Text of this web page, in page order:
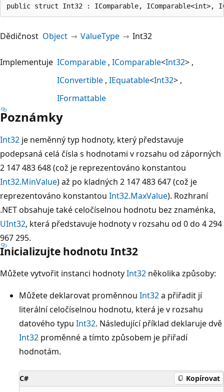
public struct Int32 : IComparable, IComparable<int>,
Dědičnost Object ValueType Int32
Implementuje IComparable IComparable<Int32>
IConvertible IEquatable<Int32>
IFormattable
Poznámky
Int32 je neměnný typ hodnoty, který představuje
podepsaná celá čísla s hodnotami v rozsahu od záporných
2 147 483 648 (což je reprezentováno konstantou
Int32.MinValue) až po kladných 2 147 483 647 (což je
reprezentováno konstantou Int32.MaxValue). Rozhraní
.NET obsahuje také celočíselnou hodnotu bez znaménka,
UInt32, která představuje hodnoty v rozsahu od 0 do 4 294
967 295.
Inicializujte hodnotu Int32
Můžete vytvořit instanci hodnotyInt32 několika způsoby:
Můžete deklarovat proměnnou Int32a přiřadit jí
literální celočíselnou hodnotu, která je v rozsahu
datového typu Int32. Následující příklad deklaruje dvě
Int32 proměnné a tímto způsobem je přiřadí
hodnotám.
C# Kopírovat